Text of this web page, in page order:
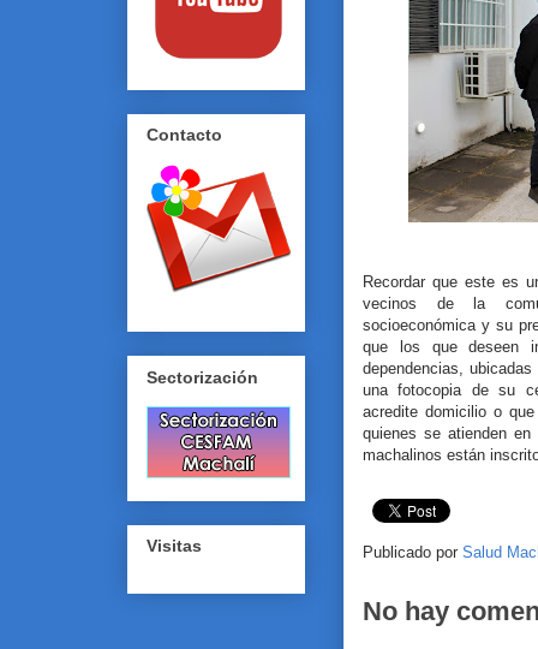
Recordar que este es
vecinos de la
socioeconómica y su
que los que deseen
dependencias,
una fotocopia de su
acredite domicilio o
quienes se atienden
machalinos están
Publicado por Salud
No hay
Contacto
Sectorización
Visitas